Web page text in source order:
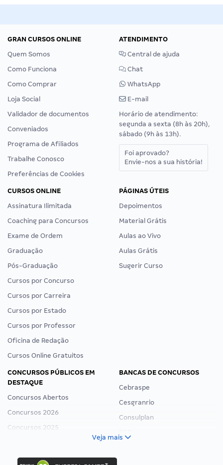
GRAN CURSOS ONLINE
Quem Somos
Como Funciona
Como Comprar
Loja Social
Validador de documentos
Conveniados
Programa de Afiliados
Trabalhe Conosco
Preferências de Cookies
ATENDIMENTO
Central de ajuda
Chat
WhatsApp
E-mail
Horário de atendimento:
segunda a sexta (8h às 20h),
sábado (9h às 13h).
Foi aprovado?
Envie-nos a sua história!
CURSOS ONLINE
Assinatura Ilimitada
Coaching para Concursos
Exame de Ordem
Graduação
Pós-Graduação
Cursos por Concurso
Cursos por Carreira
Cursos por Estado
Cursos por Professor
Oficina de Redação
Cursos Online Gratuitos
PÁGINAS ÚTEIS
Depoimentos
Material Grátis
Aulas ao Vivo
Aulas Grátis
Sugerir Curso
CONCURSOS PÚBLICOS EM
DESTAQUE
Concursos Abertos
Concursos 2026
Concursos 2025
Concurso Ibama
BANCAS DE CONCURSOS
Cebraspe
Cesgranrio
Consulplan
Veja mais